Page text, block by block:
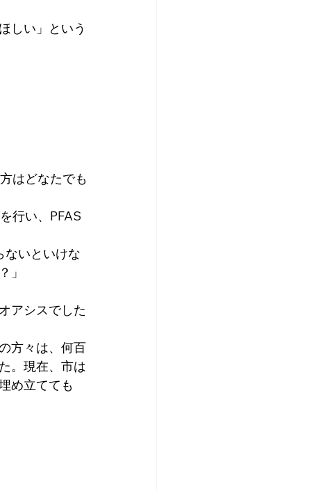
しい」という
はどなたでも
行い、PFAS
ないといけな
」
アシスでした
方々は、何百
。現在、市は
め立てても